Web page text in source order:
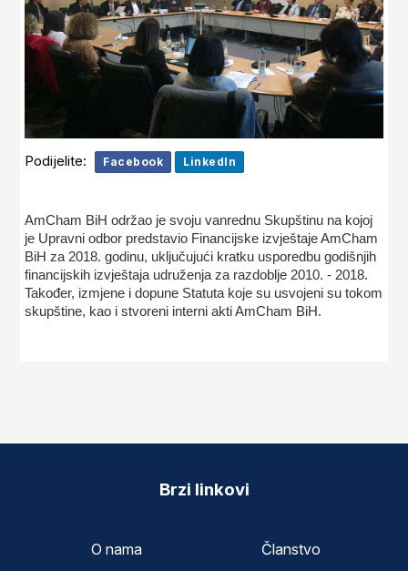
Podijelite: Facebook LinkedIn
AmCham BiH održao je svoju vanrednu Skupštinu na kojoj
je Upravni odbor predstavio Financijske izvještaje AmCham
BiH za 2018. godinu, uključujući kratku usporedbu godišnjih
financijskih izvještaja udruženja za razdoblje 2010. - 2018.
Također, izmjene i dopune Statuta koje su usvojeni su tokom
skupštine, kao i stvoreni interni akti AmCham BiH.
Brzi linkovi
O nama
Članstvo